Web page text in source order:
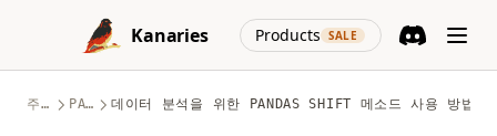
Skip to content
Kanaries
Products SALE
(opens in a
주제 PANDAS 데이터 분석을 위한 PANDAS SHIFT 메소드 사용 방법: